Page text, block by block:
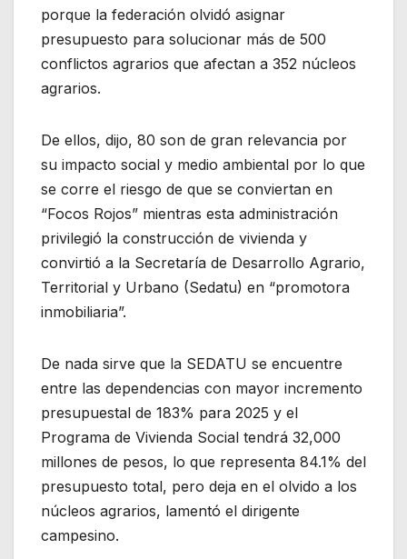
porque la federación olvidó asignar
presupuesto para solucionar más de 500
conflictos agrarios que afectan a 352 núcleos
agrarios.
De ellos, dijo, 80 son de gran relevancia por
su impacto social y medio ambiental por lo que
se corre el riesgo de que se conviertan en
“Focos Rojos” mientras esta administración
privilegió la construcción de vivienda y
convirtió a la Secretaría de Desarrollo Agrario,
Territorial y Urbano (Sedatu) en “promotora
inmobiliaria”.
De nada sirve que la SEDATU se encuentre
entre las dependencias con mayor incremento
presupuestal de 183% para 2025 y el
Programa de Vivienda Social tendrá 32,000
millones de pesos, lo que representa 84.1% del
presupuesto total, pero deja en el olvido a los
núcleos agrarios, lamentó el dirigente
campesino.